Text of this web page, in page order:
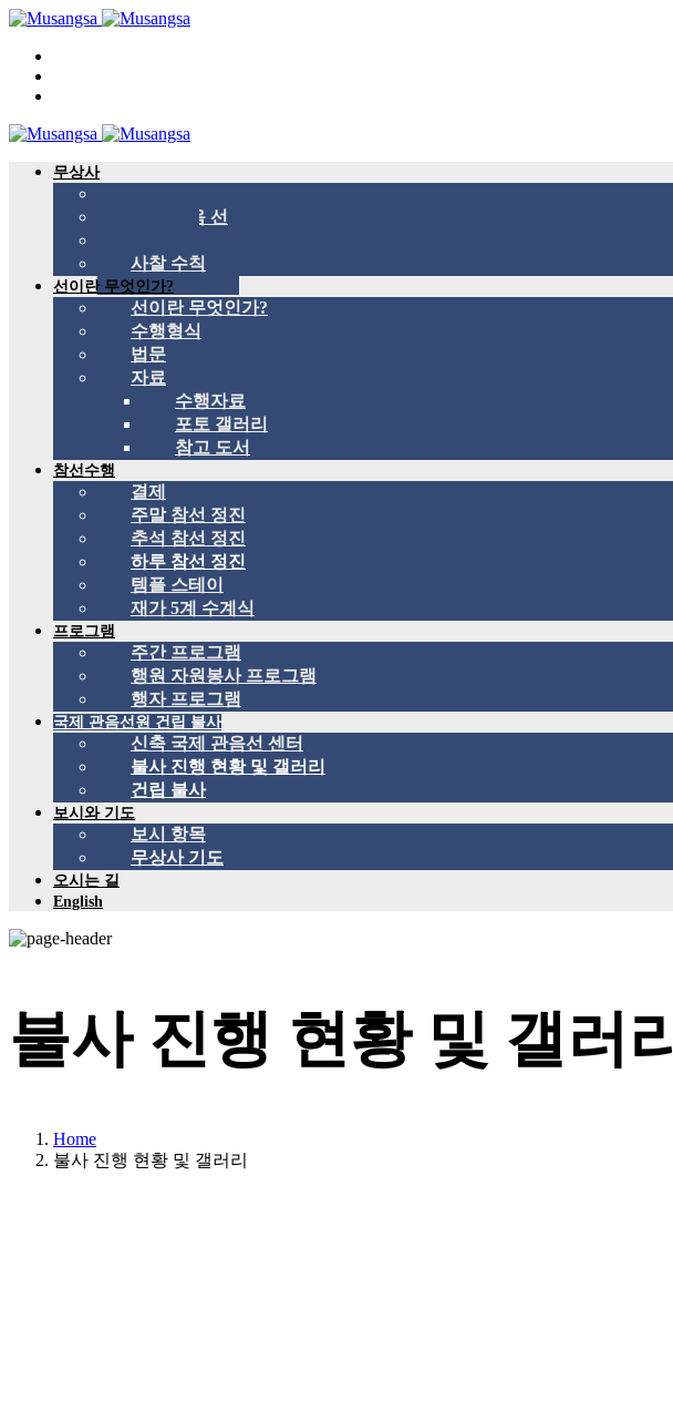
무상사
국제 관음 선
사찰 수칙
선이란 무엇인가?
선이란 무엇인가?
수행형식
법문
자료
수행자료
포토 갤러리
참고 도서
참선수행
결제
주말 참선 정진
추석 참선 정진
하루 참선 정진
템플 스테이
재가 5계 수계식
프로그램
주간 프로그램
행원 자원봉사 프로그램
행자 프로그램
국제 관음선원 건립 불사
신축 국제 관음선 센터
불사 진행 현황 및 갤러리
건립 불사
보시와 기도
보시 항목
무상사 기도
오시는 길
English
불사 진행 현황 및 갤러리
Home
불사 진행 현황 및 갤러리